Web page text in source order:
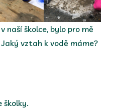
naší školce, bylo pro mě
vztah k vodě máme?
školky.